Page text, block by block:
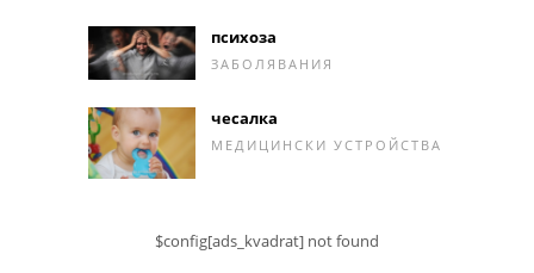
психоза
ЗАБОЛЯВАНИЯ
чесалка
МЕДИЦИНСКИ УСТРОЙСТВА
$config[ads_kvadrat] not found